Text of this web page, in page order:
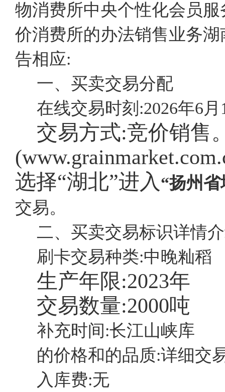
物消费所中央个性化会员
价消费所的办法销售业务
告相应:
一、买卖交易分配
在线交易时刻:2026年6月
交易方式:竞价销售
(
选择“湖北”进入 “扬州
交易。
二、买卖交易标识详情
刷卡交易种类:中晚籼稻
生产年限:2023年
交易数量:2000吨
补充时间:长江山峡库
的价格和的品质:详细交
入库费:无